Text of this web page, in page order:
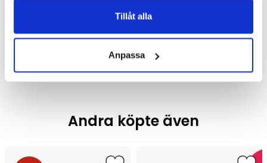
Tillåt alla
Anpassa
Andra köpte även